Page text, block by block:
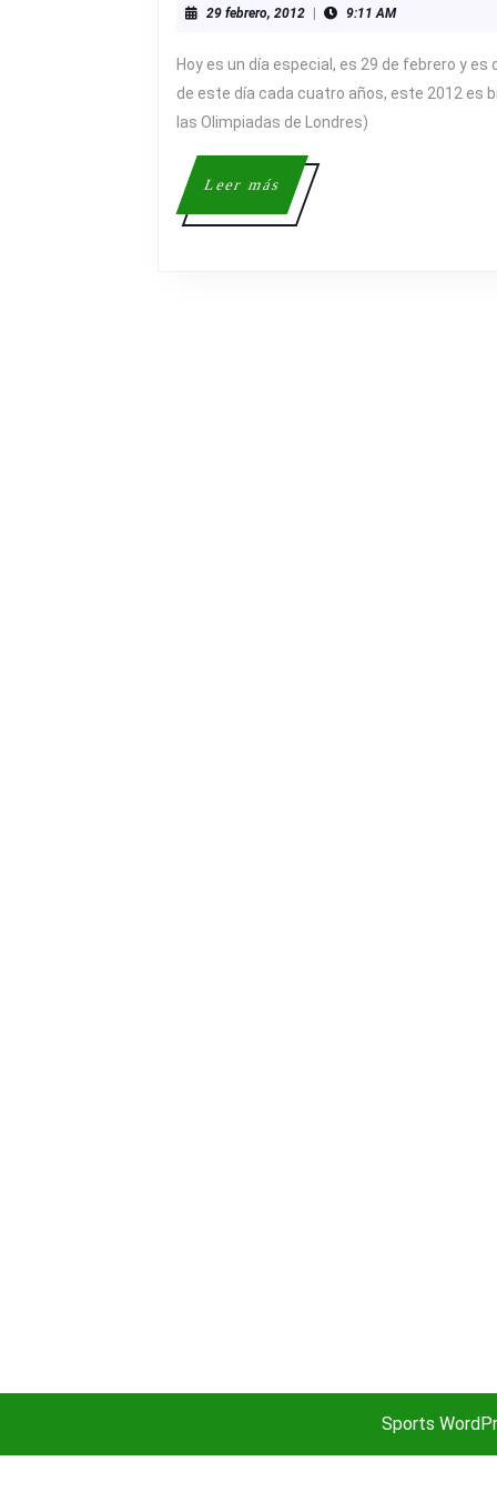
ESPECIAL:
29
DE
FEBRERO
29 febrero, 201229
9:11 AM
Hoy es un día especial, es 29 de febrero y
de este día cada cuatro años, este 2012 es
las Olimpiadas de Londres)
Leer másLeer
más
Sports